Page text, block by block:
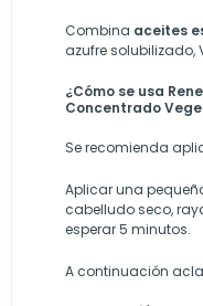
Combina aceites
azufre solubilizado,
¿Cómo se usa
Concentrado
Se recomienda
Aplicar una
cabelludo seco,
esperar 5 minutos.
A continuación